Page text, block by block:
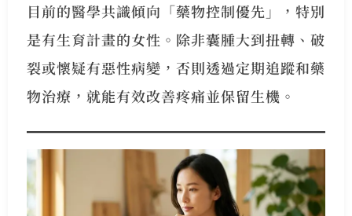
目前的醫學共識傾向「藥物控制優先」，特別
是有生育計畫的女性。除非囊腫大到扭轉、破
裂或懷疑有惡性病變，否則透過定期追蹤和藥
物治療，就能有效改善疼痛並保留生機。